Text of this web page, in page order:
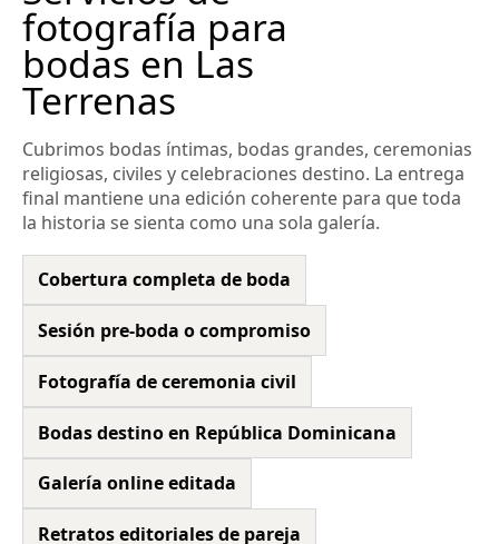
fotografía para
bodas en Las
Terrenas
Cubrimos bodas íntimas, bodas grandes, ceremonias
religiosas, civiles y celebraciones destino. La entrega
final mantiene una edición coherente para que toda
la historia se sienta como una sola galería.
Cobertura completa de boda
Sesión pre-boda o compromiso
Fotografía de ceremonia civil
Bodas destino en República Dominicana
Galería online editada
Retratos editoriales de pareja